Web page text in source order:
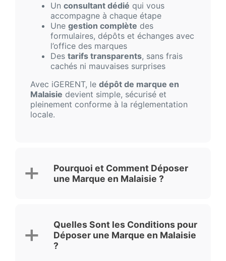
Un consultant dédié qui vous
accompagne à chaque étape
Une gestion complète des
formulaires, dépôts et échanges avec
l’office des marques
Des tarifs transparents, sans frais
cachés ni mauvaises surprises
Avec iGERENT, le dépôt de marque en
Malaisie devient simple, sécurisé et
pleinement conforme à la réglementation
locale.
Pourquoi et Comment Déposer
une Marque en Malaisie ?
Quelles Sont les Conditions pour
Déposer une Marque en Malaisie
?